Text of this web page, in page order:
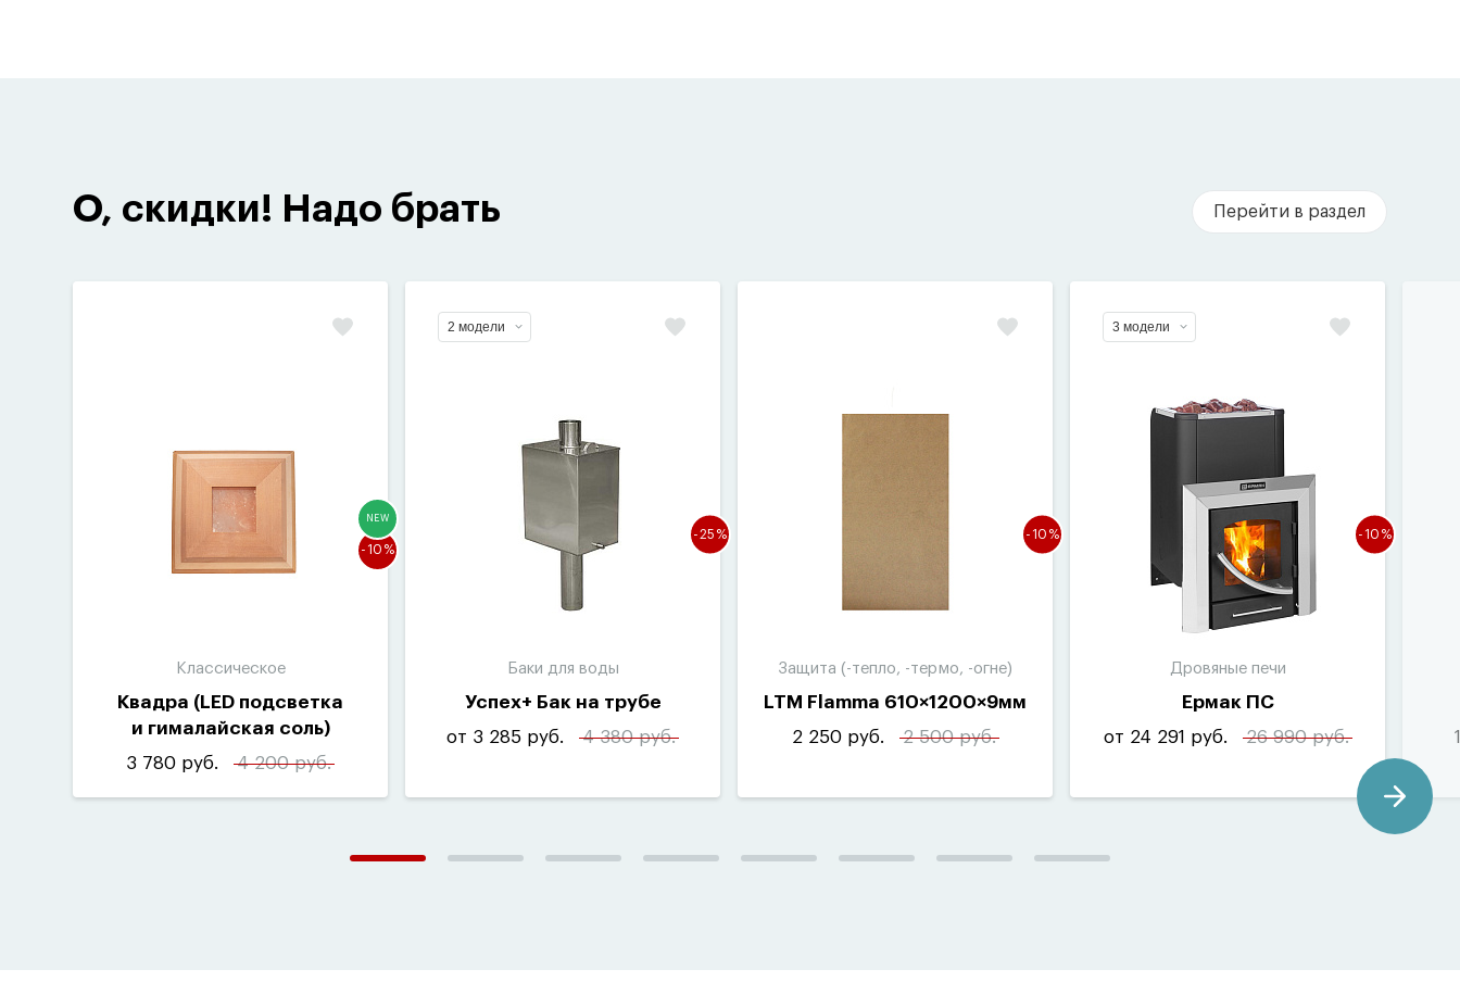
О, скидки! Надо брать Перейти в раздел
NEW
-10%
Классическое
Квадра (LED подсветка
и гималайская соль)
3 780 руб.
4 200 руб.
2 модели
-25%
Баки для воды
Успех+ Бак на трубе
от 3 285 руб.
4 380 руб.
-10%
Защита (-тепло, -термо, -огне)
LTM Flamma 610×1200×9мм
2 250 руб.
2 500 руб.
3 модели
-10%
Дровяные печи
Ермак ПС
от 24 291 руб.
26 990 руб.